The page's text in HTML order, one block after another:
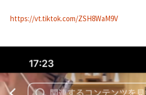
https://vt.tiktok.com/ZSH8WaM9V